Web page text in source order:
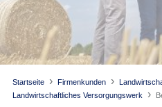
Startseite Firmenkunden
Landwirtschaftliches Versorgungswerk